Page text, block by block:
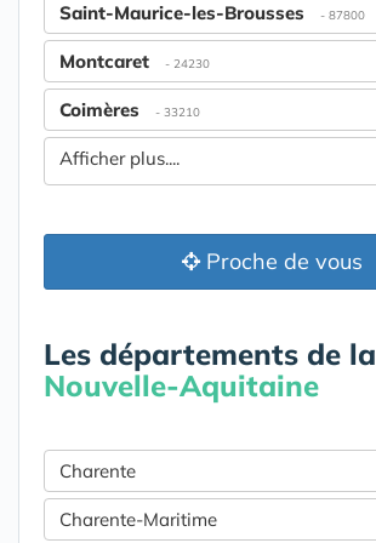
Saint-Maurice-les-Brousses - 87800
Montcaret - 24230
Coimères - 33210
Afficher plus....
Proche de vous
Les départements de la
Nouvelle-Aquitaine
Charente
Charente-Maritime